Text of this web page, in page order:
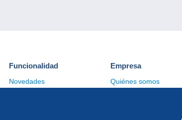
Funcionalidad
Novedades
Empresa
Quiénes somos